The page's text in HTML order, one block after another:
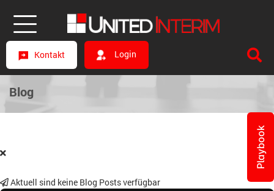
Kontakt Login
Blog
Aktuell sind keine Blog Posts verfügbar
Playbook